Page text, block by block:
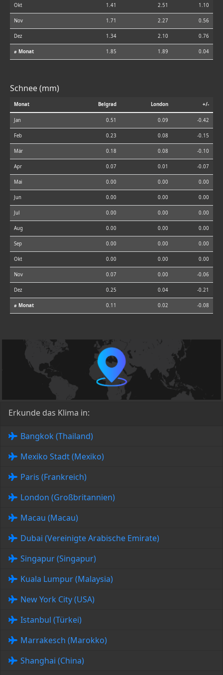
Okt 1.41 2.51 1.10
Nov 1.71 2.27 0.56
Dez 1.34 2.10 0.76
⌀ Monat 1.85 1.89 0.04
Schnee (mm)
Monat Belgrad London +/-
Jan 0.51 0.09 -0.42
Feb 0.23 0.08 -0.15
Mär 0.18 0.08 -0.10
Apr 0.07 0.01 -0.07
Mai 0.00 0.00 0.00
Jun 0.00 0.00 0.00
Jul 0.00 0.00 0.00
Aug 0.00 0.00 0.00
Sep 0.00 0.00 0.00
Okt 0.00 0.00 0.00
Nov 0.07 0.00 -0.06
Dez 0.25 0.04 -0.21
⌀ Monat 0.11 0.02 -0.08
Erkunde das Klima in:
Bangkok (Thailand)
Mexiko Stadt (Mexiko)
Paris (Frankreich)
London (Großbritannien)
Macau (Macau)
Dubai (Vereinigte Arabische Emirate)
Singapur (Singapur)
Kuala Lumpur (Malaysia)
New York City (USA)
Istanbul (Türkei)
Marrakesch (Marokko)
Shanghai (China)